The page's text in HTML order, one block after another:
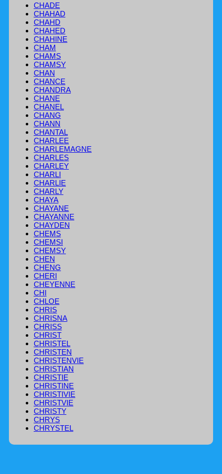
CHADE
CHAHAD
CHAHD
CHAHED
CHAHINE
CHAM
CHAMS
CHAMSY
CHAN
CHANCE
CHANDRA
CHANE
CHANEL
CHANG
CHANN
CHANTAL
CHARLEE
CHARLEMAGNE
CHARLES
CHARLEY
CHARLI
CHARLIE
CHARLY
CHAYA
CHAYANE
CHAYANNE
CHAYDEN
CHEMS
CHEMSI
CHEMSY
CHEN
CHENG
CHERI
CHEYENNE
CHI
CHLOE
CHRIS
CHRISNA
CHRISS
CHRIST
CHRISTEL
CHRISTEN
CHRISTENVIE
CHRISTIAN
CHRISTIE
CHRISTINE
CHRISTIVIE
CHRISTVIE
CHRISTY
CHRYS
CHRYSTEL